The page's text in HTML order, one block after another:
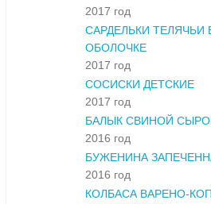
2017 год
САРДЕЛЬКИ ТЕЛЯЧЬИ
ОБОЛОЧКЕ
2017 год
СОСИСКИ ДЕТСКИЕ
2017 год
БАЛЫК СВИНОЙ
2016 год
БУЖЕНИНА
2016 год
КОЛБАСА ВАРЕНО-